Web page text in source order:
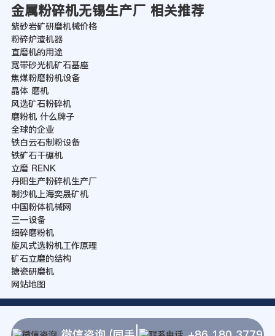
金属粉碎机无锡生产厂 相关推荐
紫砂岩矿研磨机械价格
粉碎炉渣机器
直磨机的用途
宽带砂光机矿石基座
焦煤粉磨粉机设备
晶体 磨机
风选矿石粉碎机
磨粉机 什么牌子
全球的企业
铁白云石制粉设备
铁矿石干碾机
立磨 RENK
丹阳生产粉碎机生产厂
制沙机上海奕晟矿机
中国粉体机械网
三一设备
细碎磨粉机
旋风式选粉机工作原理
矿石立磨的结构
搪瓷研磨机
网站地图